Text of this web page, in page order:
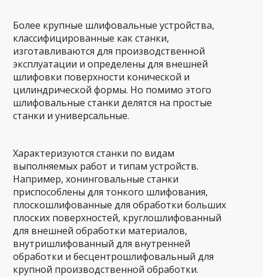
Более крупные шлифовальные устройства,
классифицированные как станки,
изготавливаются для производственной
эксплуатации и определены для внешней
шлифовки поверхности конической и
цилиндрической формы. Но помимо этого
шлифовальные станки делятся на простые
станки и универсальные.
Характеризуются станки по видам
выполняемых работ и типам устройств.
Например, хонинговальные станки
приспособлены для тонкого шлифования,
плоскошлифованные для обработки больших
плоских поверхностей, круглошлифованный
для внешней обработки материалов,
внутришлифованный для внутренней
обработки и бесцентрошлифовальный для
крупной производственной обработки.